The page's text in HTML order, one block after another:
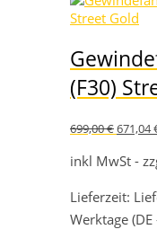
(F30)
699,00€
war:
699,00
671,04
inkl MwSt -
Lieferzeit:
Werktage